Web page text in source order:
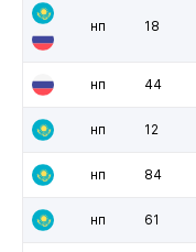
нп 18
нп 44
нп 12
нп 84
нп 61